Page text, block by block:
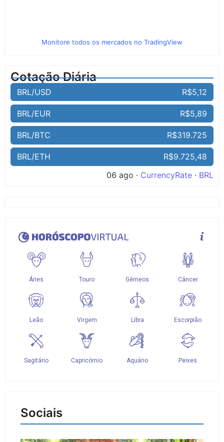
Monitore todos os mercados no TradingView
Cotação Diária
BRL/USD R$5,12
BRL/EUR R$5,89
BRL/BTC R$319.725
BRL/ETH
R$9.725,48
06 ago · CurrencyRate · BRL
Sociais